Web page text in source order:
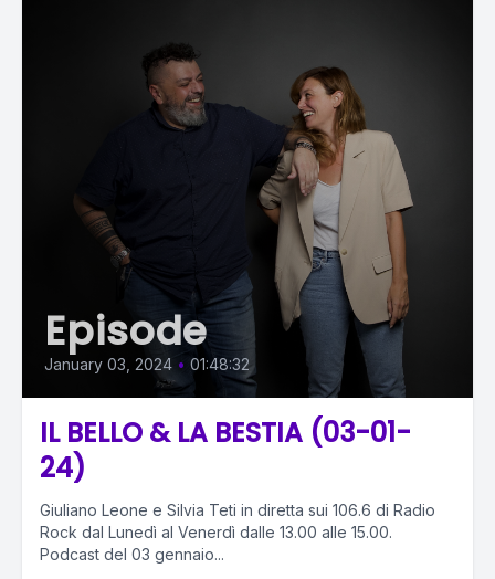
Episode
January 03, 2024 • 01:48:32
IL BELLO & LA BESTIA (03-01-
24)
Giuliano Leone e Silvia Teti in diretta sui 106.6 di Radio
Rock dal Lunedì al Venerdì dalle 13.00 alle 15.00.
Podcast del 03 gennaio...